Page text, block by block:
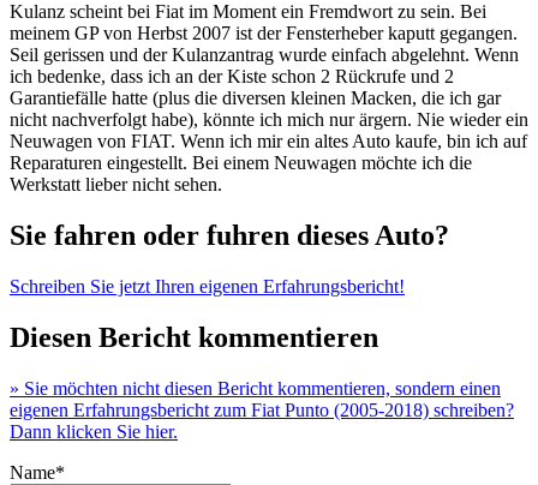
Kulanz scheint bei Fiat im Moment ein Fremdwort zu sein. Bei
meinem GP von Herbst 2007 ist der Fensterheber kaputt gegangen.
Seil gerissen und der Kulanzantrag wurde einfach abgelehnt. Wenn
ich bedenke, dass ich an der Kiste schon 2 Rückrufe und 2
Garantiefälle hatte (plus die diversen kleinen Macken, die ich gar
nicht nachverfolgt habe), könnte ich mich nur ärgern. Nie wieder ein
Neuwagen von FIAT. Wenn ich mir ein altes Auto kaufe, bin ich auf
Reparaturen eingestellt. Bei einem Neuwagen möchte ich die
Werkstatt lieber nicht sehen.
Sie fahren oder fuhren dieses Auto?
Schreiben Sie jetzt Ihren eigenen Erfahrungsbericht!
Diesen Bericht kommentieren
» Sie möchten nicht diesen Bericht kommentieren, sondern einen
eigenen Erfahrungsbericht zum Fiat Punto (2005-2018) schreiben?
Dann klicken Sie hier.
Name*